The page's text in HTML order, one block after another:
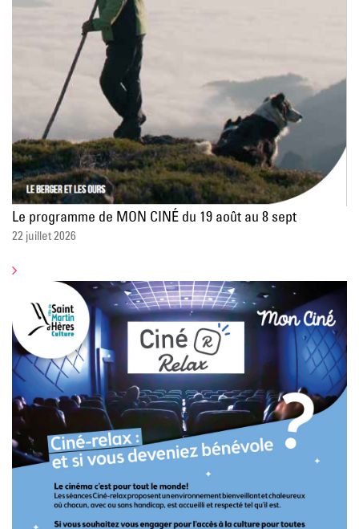
Le programme de MON CINÉ du 19 août au 8 sept
22 juillet 2026